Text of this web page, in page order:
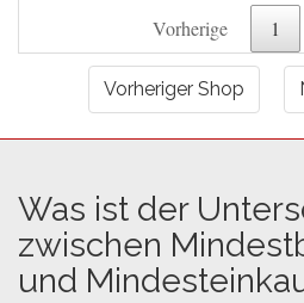
Vorherige 1
Vorheriger Shop
Was ist der
zwischen
und